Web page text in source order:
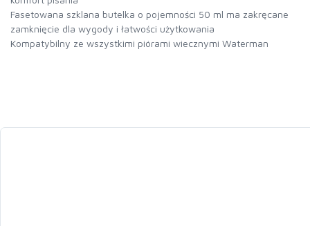
Fasetowana szklana butelka o pojemności 50 ml ma zakręcane
zamknięcie dla wygody i łatwości użytkowania
Kompatybilny ze wszystkimi piórami wiecznymi Waterman